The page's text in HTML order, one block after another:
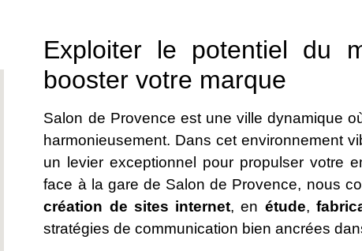
Exploiter le potentiel du
booster votre marque
Salon de Provence est une ville dynamique
harmonieusement. Dans cet environnement
un levier exceptionnel pour propulser votre
face à la gare de Salon de Provence, nous
création de sites internet, en étude,
stratégies de communication bien ancrées